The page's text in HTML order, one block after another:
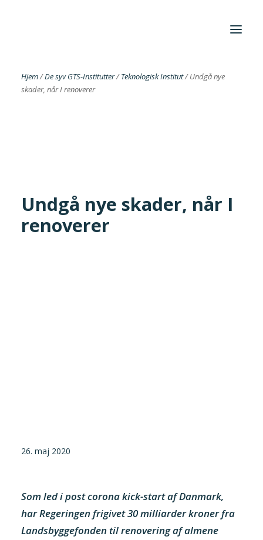
Foreningen
Search
Hjem/De syv GTS-Institutter/Teknologisk Institut/Undgå nye
skader, når I renoverer
Undgå nye skader, når I
renoverer
26. maj 2020
Som led i post corona kick-start af Danmark,
har Regeringen frigivet 30 milliarder kroner fra
Landsbyggefonden til renovering af almene